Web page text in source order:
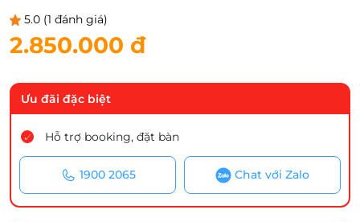
5.0 (1 đánh giá)
2.850.000 đ
Ưu đãi đặc biệt
Hỗ trợ booking, đặt bàn
1900 2065 Chat với Zalo